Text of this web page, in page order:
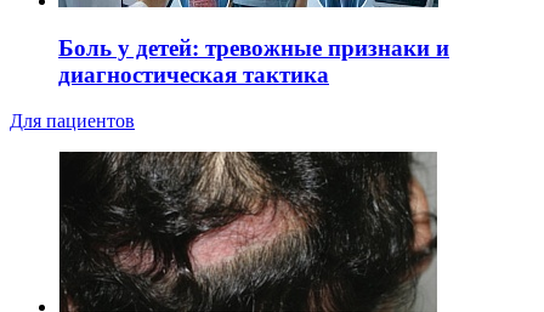
Боль у детей: тревожные признаки и
диагностическая тактика
Для пациентов